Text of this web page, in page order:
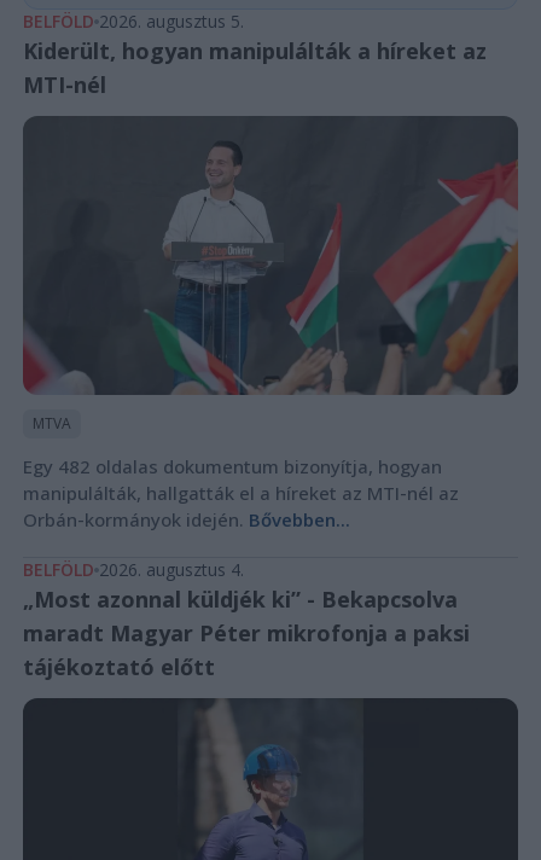
BELFÖLD 2026. augusztus 5.
Kiderült, hogyan manipulálták a híreket az
MTI-nél
MTVA
Egy 482 oldalas dokumentum bizonyítja, hogyan
manipulálták, hallgatták el a híreket az MTI-nél az
Orbán-kormányok idején. Bővebben...
BELFÖLD 2026. augusztus 4.
„Most azonnal küldjék ki” - Bekapcsolva
maradt Magyar Péter mikrofonja a paksi
tájékoztató előtt